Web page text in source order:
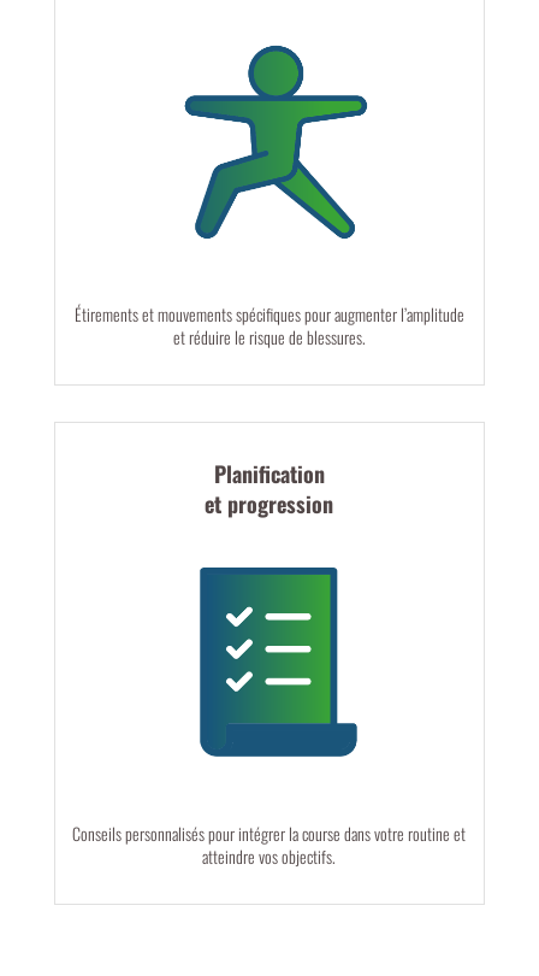
Étirements et mouvements spécifiques pour augmenter l’amplitude
et réduire le risque de blessures.
Planification
et progression
Conseils personnalisés pour intégrer la course dans votre routine et
atteindre vos objectifs.